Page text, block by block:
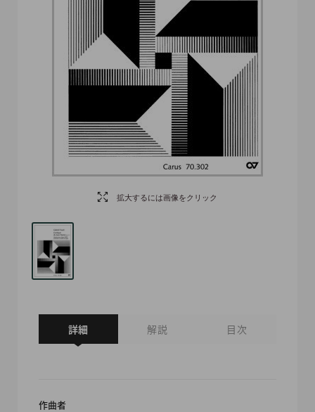
拡大するには画像をクリック
詳細 解説 目次
作曲者